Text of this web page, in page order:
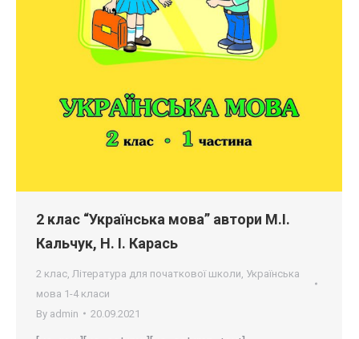
2 клас “Українська мова” автори М.І.
Кальчук, Н. І. Карась
2 клас Література для початкової школи Українська
мова 1-4 класи
By admin 20.09.2021